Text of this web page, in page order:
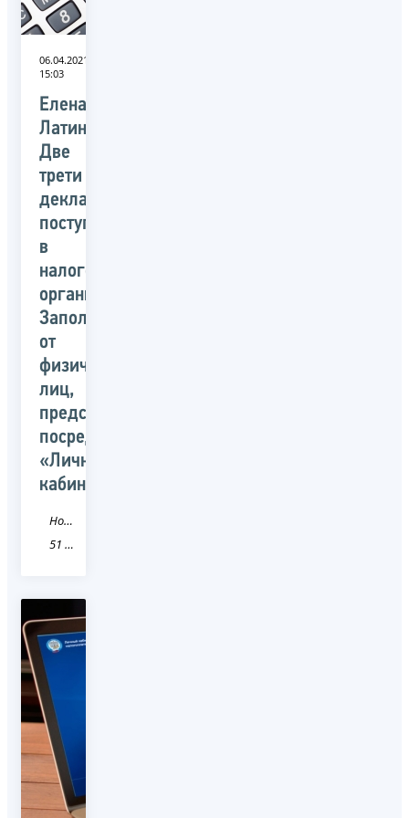
06.04.2021
15:03
Елена
Латина:
Две
трети
деклараций,
поступающих
в
налоговые
органы
Заполярья
от
физических
лиц,
представлены
посредством
«Личного
кабинета»
Новость
51 Мурманская область